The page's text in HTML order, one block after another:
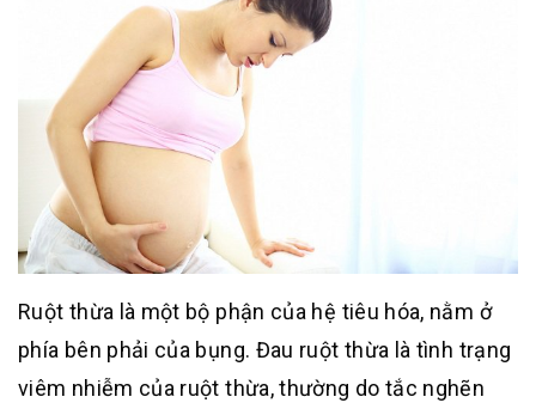
Ruột thừa là một bộ phận của hệ tiêu hóa, nằm ở
phía bên phải của bụng. Đau ruột thừa là tình trạng
viêm nhiễm của ruột thừa, thường do tắc nghẽn